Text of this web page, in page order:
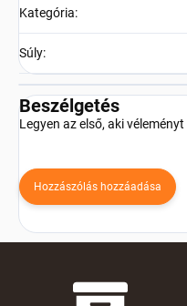
Kategória:
Súly:
Beszélgetés
Legyen az első, aki
Hozzászólás hozzáadása